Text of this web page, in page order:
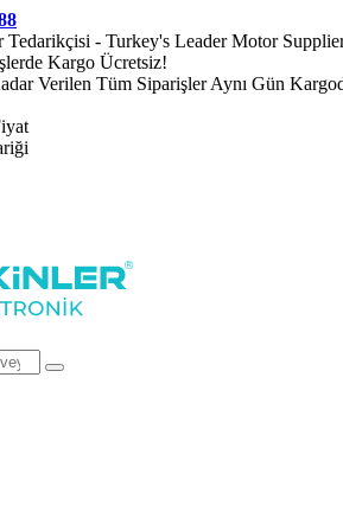
- Turkey's Leader Motor
Kargo Ücretsiz!
Verilen Tüm Siparişler Aynı Gün